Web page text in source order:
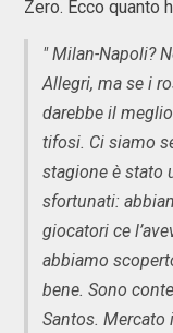
Zero. Ecco quanto
" Milan-Napoli?
Allegri, ma se i
darebbe il
tifosi. Ci siamo
stagione è stato
sfortunati:
giocatori ce
abbiamo
bene. Sono
Santos. Mercato